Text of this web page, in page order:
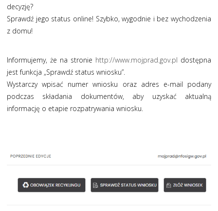
decyzję?
Sprawdź jego status online! Szybko, wygodnie i bez wychodzenia
z domu!
Informujemy, że na stronie http://www.mojprad.gov.pl dostępna
jest funkcja „Sprawdź status wniosku”.
Wystarczy wpisać numer wniosku oraz adres e-mail podany
podczas składania dokumentów, aby uzyskać aktualną
informację o etapie rozpatrywania wniosku.